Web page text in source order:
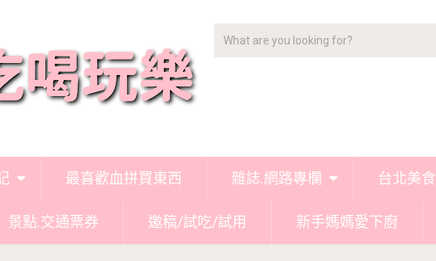
最喜歡血拼買東西 雜誌.網路專欄 台北美食
景點.交通票券 邀稿/試吃/試用 新手媽媽愛下廚